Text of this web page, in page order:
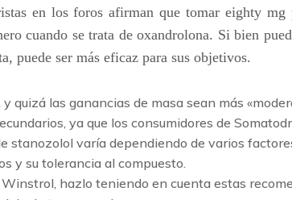
en los foros afirman que tomar eighty
cuando se trata de oxandrolona. Si bien
puede ser más eficaz para sus objetivos.
quizá las ganancias de masa sean más
ya que los consumidores de
stanozolol varía dependiendo de varios
y su tolerancia al compuesto.
hazlo teniendo en cuenta estas